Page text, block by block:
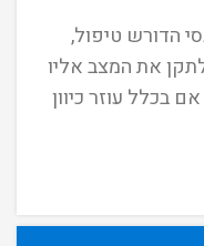
הדורש טיפול,
את המצב אליו
בכלל עוזר כיוון